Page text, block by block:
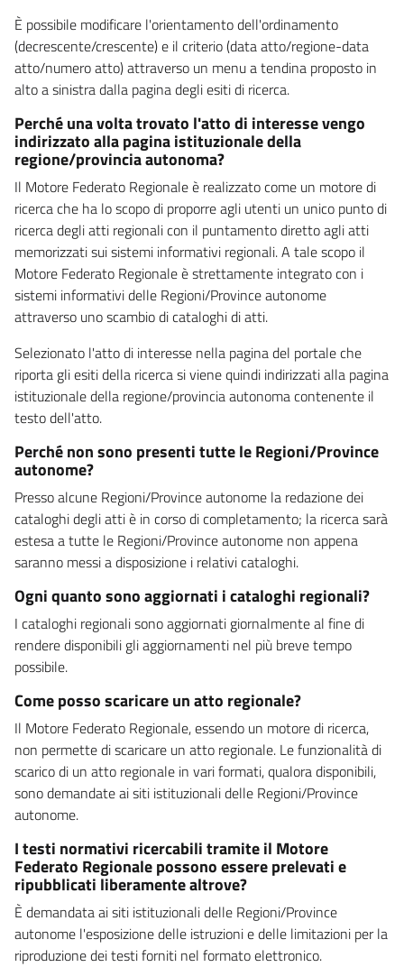
È possibile modificare l'orientamento dell'ordinamento
(decrescente/crescente) e il criterio (data atto/regione-data
atto/numero atto) attraverso un menu a tendina proposto in
alto a sinistra dalla pagina degli esiti di ricerca.
Perché una volta trovato l'atto di interesse vengo
indirizzato alla pagina istituzionale della
regione/provincia autonoma?
Il Motore Federato Regionale è realizzato come un motore di
ricerca che ha lo scopo di proporre agli utenti un unico punto di
ricerca degli atti regionali con il puntamento diretto agli atti
memorizzati sui sistemi informativi regionali. A tale scopo il
Motore Federato Regionale è strettamente integrato con i
sistemi informativi delle Regioni/Province autonome
attraverso uno scambio di cataloghi di atti.
Selezionato l'atto di interesse nella pagina del portale che
riporta gli esiti della ricerca si viene quindi indirizzati alla pagina
istituzionale della regione/provincia autonoma contenente il
testo dell'atto.
Perché non sono presenti tutte le Regioni/Province
autonome?
Presso alcune Regioni/Province autonome la redazione dei
cataloghi degli atti è in corso di completamento; la ricerca sarà
estesa a tutte le Regioni/Province autonome non appena
saranno messi a disposizione i relativi cataloghi.
Ogni quanto sono aggiornati i cataloghi regionali?
I cataloghi regionali sono aggiornati giornalmente al fine di
rendere disponibili gli aggiornamenti nel più breve tempo
possibile.
Come posso scaricare un atto regionale?
Il Motore Federato Regionale, essendo un motore di ricerca,
non permette di scaricare un atto regionale. Le funzionalità di
scarico di un atto regionale in vari formati, qualora disponibili,
sono demandate ai siti istituzionali delle Regioni/Province
autonome.
I testi normativi ricercabili tramite il Motore
Federato Regionale possono essere prelevati e
ripubblicati liberamente altrove?
È demandata ai siti istituzionali delle Regioni/Province
autonome l'esposizione delle istruzioni e delle limitazioni per la
riproduzione dei testi forniti nel formato elettronico.